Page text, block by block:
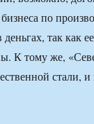
по
так как
К тому же,
стали,